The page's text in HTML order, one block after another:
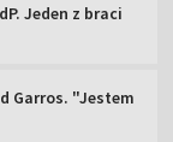
Jeden z braci
Garros. "Jestem